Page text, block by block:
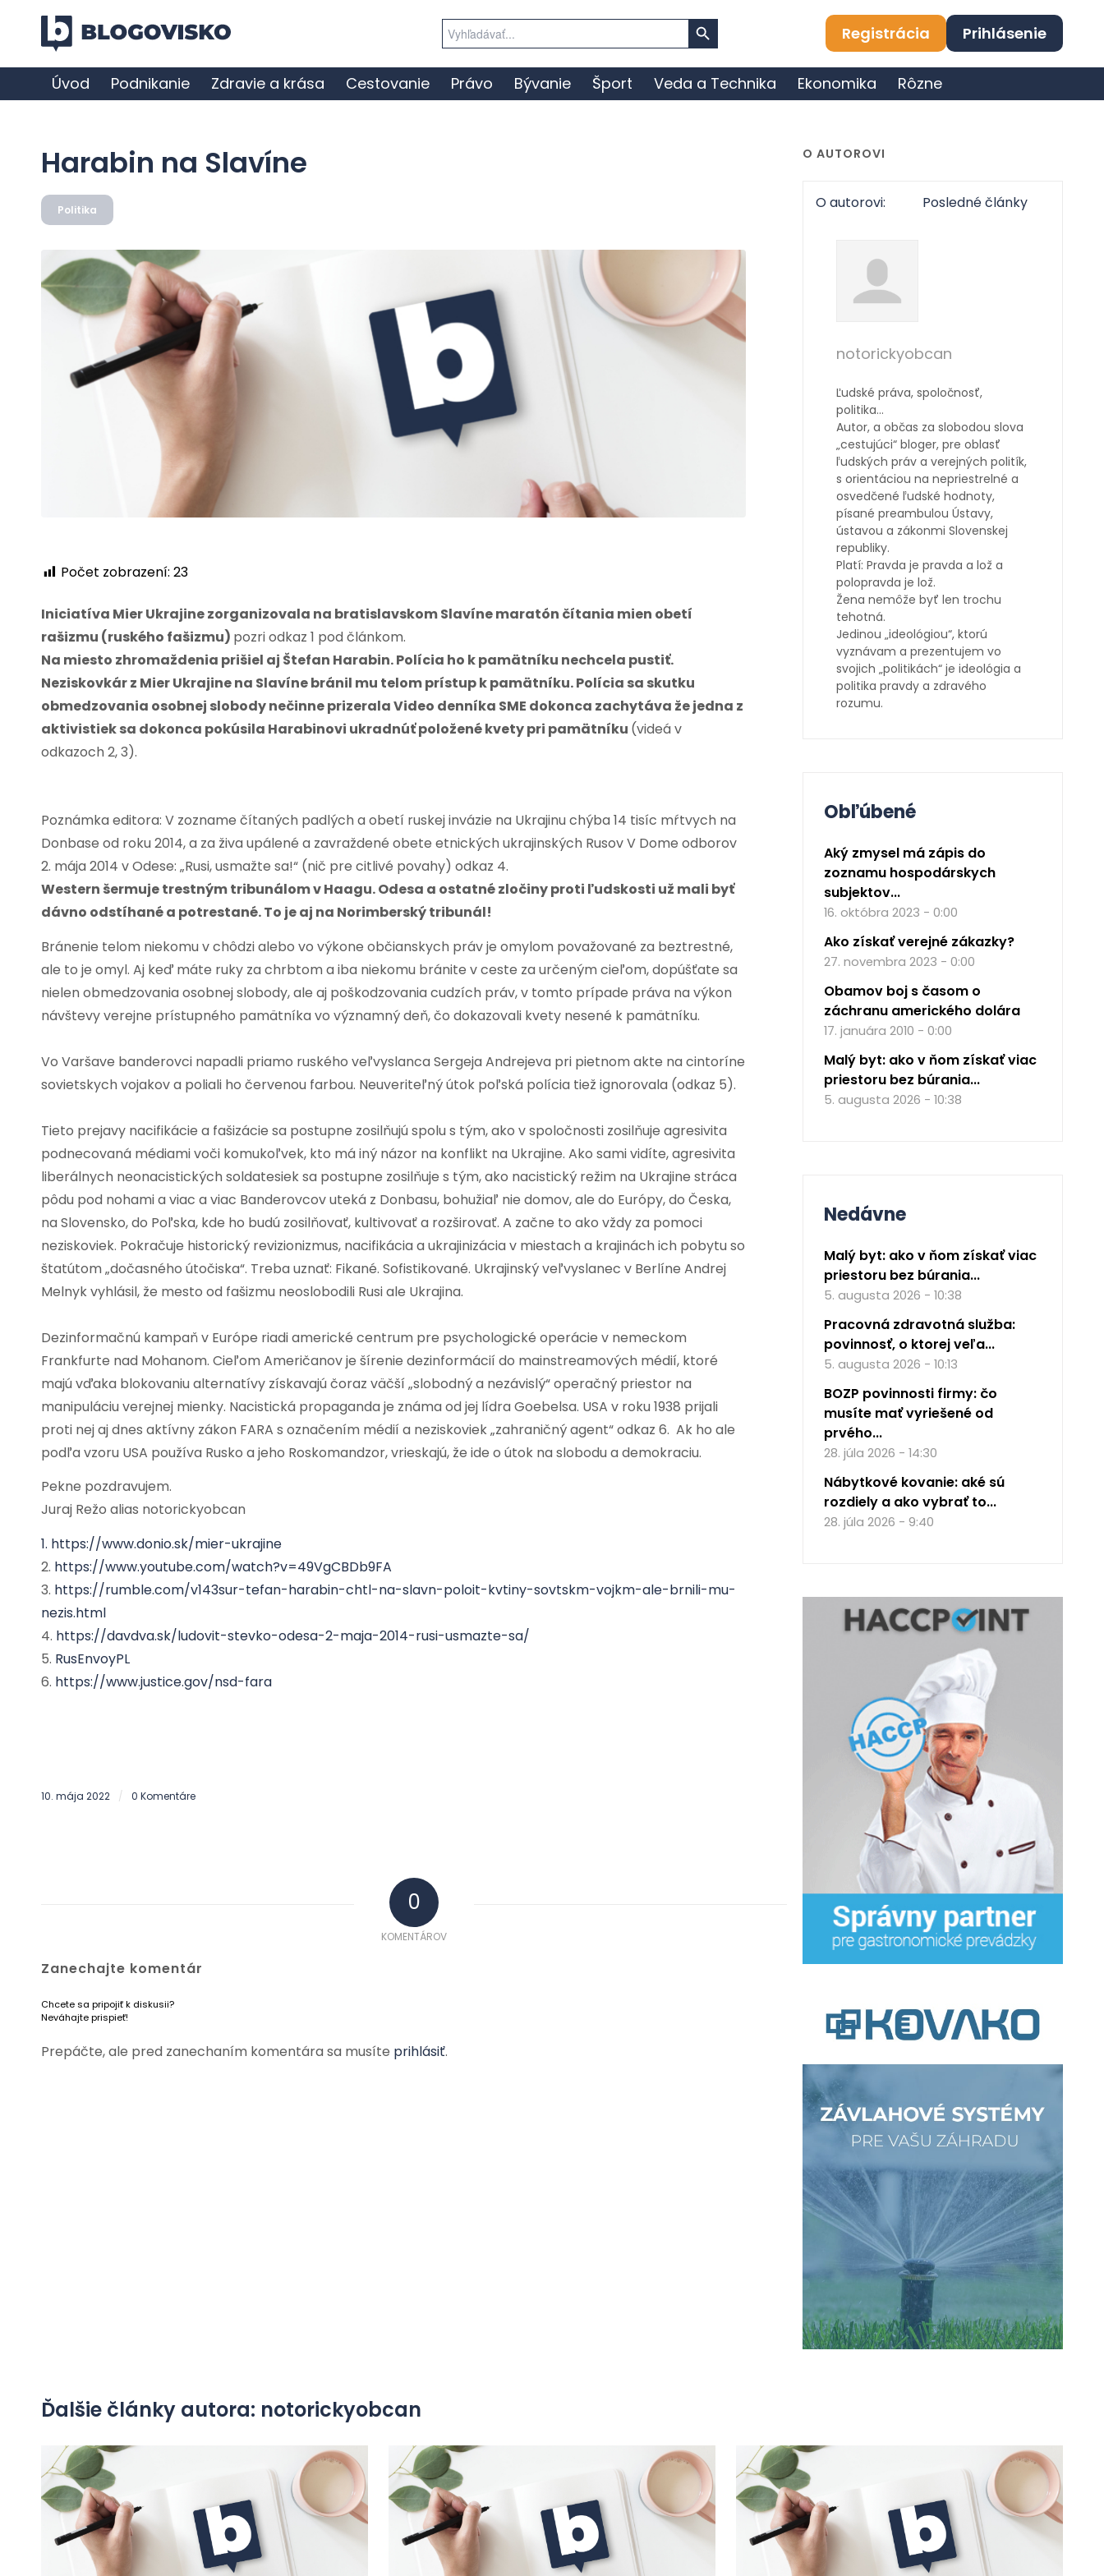
for:
Search Button
Registrácia Prihlásenie
Úvod Podnikanie Zdravie a krása Cestovanie Právo Bývanie Šport Veda a Technika Ekonomika Rôzne
Harabin na Slavíne
Politika
Počet zobrazení: 23
Iniciatíva Mier Ukrajine zorganizovala na bratislavskom Slavíne maratón čítania mien obetí
rašizmu (ruského fašizmu) pozri odkaz 1 pod článkom.
Na miesto zhromaždenia prišiel aj Štefan Harabin. Polícia ho k pamätníku nechcela pustiť.
Neziskovkár z Mier Ukrajine na Slavíne bránil mu telom prístup k pamätníku. Polícia sa skutku
obmedzovania osobnej slobody nečinne prizerala Video denníka SME dokonca zachytáva že jedna z
aktivistiek sa dokonca pokúsila Harabinovi ukradnúť položené kvety pri pamätníku (videá v
odkazoch 2, 3).
Poznámka editora: V zozname čítaných padlých a obetí ruskej invázie na Ukrajinu chýba 14 tisíc mŕtvych na
Donbase od roku 2014, a za živa upálené a zavraždené obete etnických ukrajinských Rusov V Dome odborov
2. mája 2014 v Odese: „Rusi, usmažte sa!“ (nič pre citlivé povahy) odkaz 4.
Western šermuje trestným tribunálom v Haagu. Odesa a ostatné zločiny proti ľudskosti už mali byť
dávno odstíhané a potrestané. To je aj na Norimberský tribunál!
Bránenie telom niekomu v chôdzi alebo vo výkone občianskych práv je omylom považované za beztrestné,
ale to je omyl. Aj keď máte ruky za chrbtom a iba niekomu bránite v ceste za určeným cieľom, dopúšťate sa
nielen obmedzovania osobnej slobody, ale aj poškodzovania cudzích práv, v tomto prípade práva na výkon
návštevy verejne prístupného pamätníka vo významný deň, čo dokazovali kvety nesené k pamätníku.
Vo Varšave banderovci napadli priamo ruského veľvyslanca Sergeja Andrejeva pri pietnom akte na cintoríne
sovietskych vojakov a poliali ho červenou farbou. Neuveriteľný útok poľská polícia tiež ignorovala (odkaz 5).
Tieto prejavy nacifikácie a fašizácie sa postupne zosilňujú spolu s tým, ako v spoločnosti zosilňuje agresivita
podnecovaná médiami voči komukoľvek, kto má iný názor na konflikt na Ukrajine. Ako sami vidíte, agresivita
liberálnych neonacistických soldatesiek sa postupne zosilňuje s tým, ako nacistický režim na Ukrajine stráca
pôdu pod nohami a viac a viac Banderovcov uteká z Donbasu, bohužiaľ nie domov, ale do Európy, do Česka,
na Slovensko, do Poľska, kde ho budú zosilňovať, kultivovať a rozširovať. A začne to ako vždy za pomoci
neziskoviek. Pokračuje historický revizionizmus, nacifikácia a ukrajinizácia v miestach a krajinách ich pobytu so
štatútom „dočasného útočiska“. Treba uznať: Fikané. Sofistikované. Ukrajinský veľvyslanec v Berlíne Andrej
Melnyk vyhlásil, že mesto od fašizmu neoslobodili Rusi ale Ukrajina.
Dezinformačnú kampaň v Európe riadi americké centrum pre psychologické operácie v nemeckom
Frankfurte nad Mohanom. Cieľom Američanov je šírenie dezinformácií do mainstreamových médií, ktoré
majú vďaka blokovaniu alternatívy získavajú čoraz väčší „slobodný a nezávislý“ operačný priestor na
manipuláciu verejnej mienky. Nacistická propaganda je známa od jej lídra Goebelsa. USA v roku 1938 prijali
proti nej aj dnes aktívny zákon FARA s označením médií a neziskoviek „zahraničný agent“ odkaz 6. Ak ho ale
podľa vzoru USA používa Rusko a jeho Roskomandzor, vrieskajú, že ide o útok na slobodu a demokraciu.
Pekne pozdravujem.
Juraj Režo alias notorickyobcan
1. https://www.donio.sk/mier-ukrajine
2. https://www.youtube.com/watch?v=49VgCBDb9FA
3. https://rumble.com/v143sur-tefan-harabin-chtl-na-slavn-poloit-kvtiny-sovtskm-vojkm-ale-brnili-mu-
nezis.html
4. https://davdva.sk/ludovit-stevko-odesa-2-maja-2014-rusi-usmazte-sa/
5. RusEnvoyPL
6. https://www.justice.gov/nsd-fara
10. mája 2022 / 0 Komentáre
0
KOMENTÁROV
Zanechajte komentár
Chcete sa pripojiť k diskusii?
Neváhajte prispieť!
Prepáčte, ale pred zanechaním komentára sa musíte prihlásiť.
O AUTOROVI
O autorovi: Posledné články
notorickyobcan
Ľudské práva, spoločnosť,
politika…
Autor, a občas za slobodou slova
„cestujúci“ bloger, pre oblasť
ľudských práv a verejných politík,
s orientáciou na nepriestrelné a
osvedčené ľudské hodnoty,
písané preambulou Ústavy,
ústavou a zákonmi Slovenskej
republiky.
Platí: Pravda je pravda a lož a
polopravda je lož.
Žena nemôže byť len trochu
tehotná.
Jedinou „ideológiou“, ktorú
vyznávam a prezentujem vo
svojich „politikách“ je ideológia a
politika pravdy a zdravého
rozumu.
Obľúbené
Aký zmysel má zápis do
zoznamu hospodárskych
subjektov...
16. októbra 2023 - 0:00
Ako získať verejné zákazky?
27. novembra 2023 - 0:00
Obamov boj s časom o
záchranu amerického dolára
17. januára 2010 - 0:00
Malý byt: ako v ňom získať viac
priestoru bez búrania...
5. augusta 2026 - 10:38
Nedávne
Malý byt: ako v ňom získať viac
priestoru bez búrania...
5. augusta 2026 - 10:38
Pracovná zdravotná služba:
povinnosť, o ktorej veľa...
5. augusta 2026 - 10:13
BOZP povinnosti firmy: čo
musíte mať vyriešené od
prvého...
28. júla 2026 - 14:30
Nábytkové kovanie: aké sú
rozdiely a ako vybrať to...
28. júla 2026 - 9:40
Ďalšie články autora: notorickyobcan